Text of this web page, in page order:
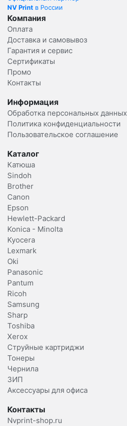
NV Print в России
Компания
Оплата
Доставка и самовывоз
Гарантия и сервис
Сертификаты
Промо
Контакты
Информация
Обработка персональных данных
Политика конфиденциальности
Пользовательское соглашение
Каталог
Катюша
Sindoh
Brother
Canon
Epson
Hewlett-Packard
Konica - Minolta
Kyocera
Lexmark
Oki
Panasonic
Pantum
Ricoh
Samsung
Sharp
Toshiba
Xerox
Струйные картриджи
Тонеры
Чернила
ЗИП
Аксессуары для офиса
Контакты
Nvprint-shop.ru